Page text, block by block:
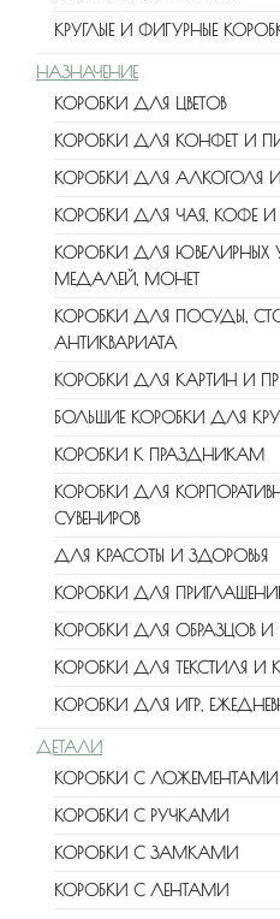
КРУГЛЫЕ И ФИГУРНЫЕ
НАЗНАЧЕНИЕ
КОРОБКИ ДЛЯ ЦВЕТОВ
КОРОБКИ ДЛЯ КОНФЕТ И
КОРОБКИ ДЛЯ АЛКОГОЛЯ
КОРОБКИ ДЛЯ ЧАЯ, КОФЕ И
КОРОБКИ ДЛЯ ЮВЕЛИРНЫХ
МЕДАЛЕЙ, МОНЕТ
КОРОБКИ ДЛЯ ПОСУДЫ,
АНТИКВАРИАТА
КОРОБКИ ДЛЯ КАРТИН И
БОЛЬШИЕ КОРОБКИ ДЛЯ
КОРОБКИ К ПРАЗДНИКАМ
КОРОБКИ ДЛЯ
СУВЕНИРОВ
ДЛЯ КРАСОТЫ И ЗДОРОВЬЯ
КОРОБКИ ДЛЯ
КОРОБКИ ДЛЯ ОБРАЗЦОВ И
КОРОБКИ ДЛЯ ТЕКСТИЛЯ И
КОРОБКИ ДЛЯ ИГР,
ДЕТАЛИ
КОРОБКИ С ЛОЖЕМЕНТАМИ
КОРОБКИ С РУЧКАМИ
КОРОБКИ С ЗАМКАМИ
КОРОБКИ С ЛЕНТАМИ